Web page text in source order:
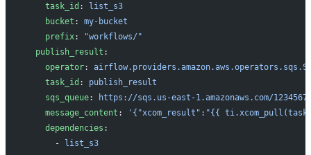
    task_id
: list_s3
    bucket
: my-bucket
    prefix
:
"workflows/"
  publish_result
:
    operator
:
    task_id
: publish_result
    sqs_queue
:
https://sqs.us-east-1.amazonaws.com/
    message_content
:
'{"xcom_result":"{{
    dependencies
:
      -
list_s3